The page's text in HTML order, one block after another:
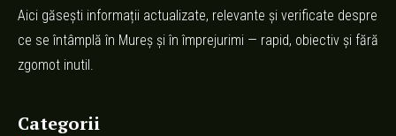
Aici găsești informații actualizate, relevante și verificate despre
ce se întâmplă în Mureș și în împrejurimi — rapid, obiectiv și fără
zgomot inutil.
Categorii